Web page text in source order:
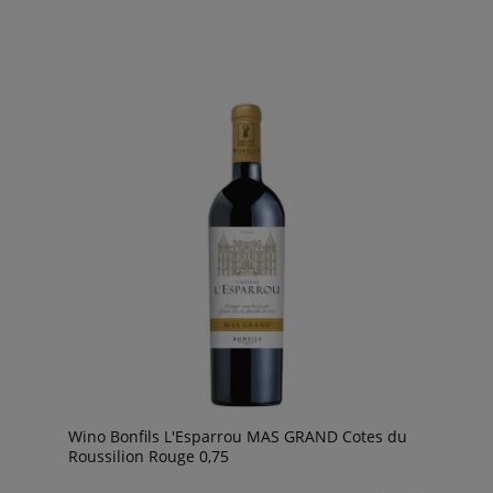
Wino Bonfils L'Esparrou MAS GRAND Cotes du
Roussilion Rouge 0,75